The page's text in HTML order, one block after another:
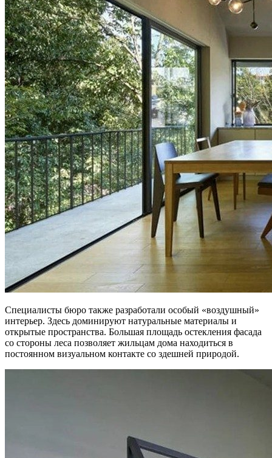
Специалисты бюро также разработали особый «воздушный»
интерьер. Здесь доминируют натуральные материалы и
открытые пространства. Большая площадь остекления фасада
со стороны леса позволяет жильцам дома находиться в
постоянном визуальном контакте со здешней природой.